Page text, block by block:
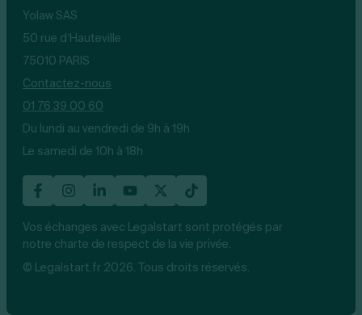
Yolaw SAS
50 rue d’Hauteville
75010 PARIS
Contactez-nous
01 76 39 00 60
Du lundi au vendredi de 9h à 19h
Le samedi de 10h à 18h
Vos échanges avec Legalstart sont protégés par
notre charte de respect de la vie privée.
© Legalstart.fr 2026. Tous droits réservés.